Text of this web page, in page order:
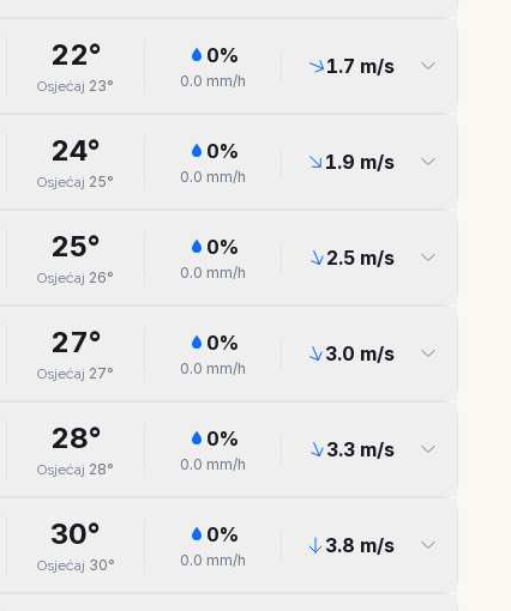
22°
Osjećaj 23°
0%
0.0 mm/h
1.7 m/s
24°
Osjećaj 25°
0%
0.0 mm/h
1.9 m/s
25°
Osjećaj 26°
0%
0.0 mm/h
2.5m/s
27°
Osjećaj 27°
0%
0.0 mm/h
3.0 m/s
28°
Osjećaj 28°
0%
0.0 mm/h
3.3m/s
30°
Osjećaj 30°
0%
0.0 mm/h
3.8 m/s